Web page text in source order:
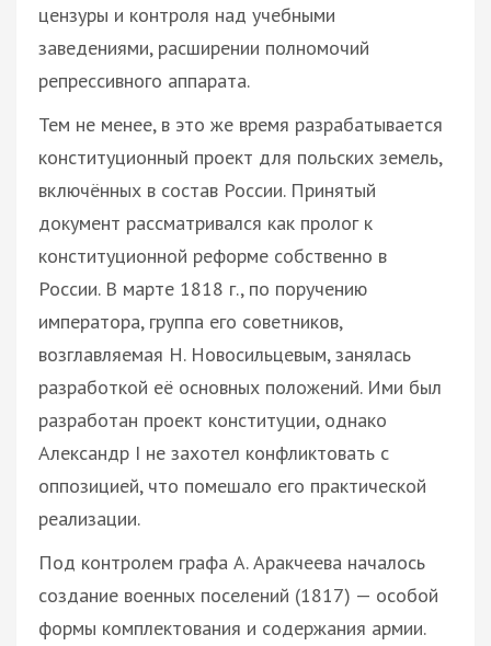
цензуры и контроля над учебными
заведениями, расширении полномочий
репрессивного аппарата.
Тем не менее, в это же время разрабатывается
конституционный проект для польских земель,
включённых в состав России. Принятый
документ рассматривался как пролог к
конституционной реформе собственно в
России. В марте 1818 г., по поручению
императора, группа его советников,
возглавляемая Н. Новосильцевым, занялась
разработкой её основных положений. Ими был
разработан проект конституции, однако
Александр I не захотел конфликтовать с
оппозицией, что помешало его практической
реализации.
Под контролем графа А. Аракчеева началось
создание военных поселений (1817) — особой
формы комплектования и содержания армии.